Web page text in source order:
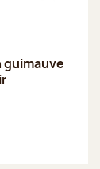
guimauve